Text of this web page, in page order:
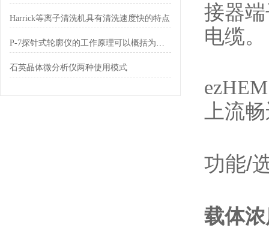
Harrick等离子清洗机具有清洗速度快的特点
P-7探针式轮廓仪的工作原理可以概括为以下几点
石英晶体微分析仪两种使用模式
接器
电缆。
上流
功能/
载体